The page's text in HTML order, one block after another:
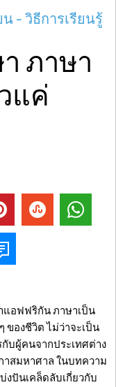
- วิธีการเรียนรู้
ภาษา
แค่
แอฟฟริกัน ภาษาเป็น
ของชีวิต ไม่ว่าจะเป็น
บผู้คนจากประเทศต่าง
าสมหาศาล ในบทความ
งปันเคล็ดลับเกี่ยวกับ